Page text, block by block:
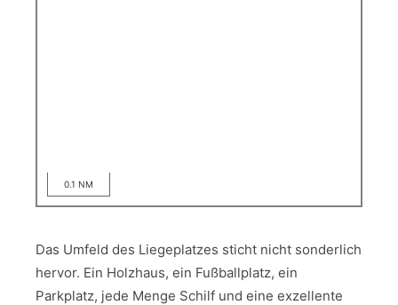
0.1 NM
Das Umfeld des Liegeplatzes sticht nicht sonderlich
hervor. Ein Holzhaus, ein Fußballplatz, ein
Parkplatz, jede Menge Schilf und eine exzellente